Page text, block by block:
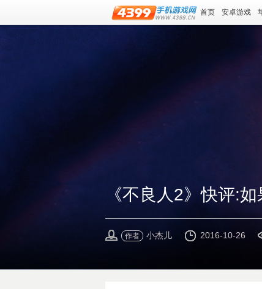
首页 安卓游戏
《不良人2》快评:
作者 小杰儿 2016-10-26